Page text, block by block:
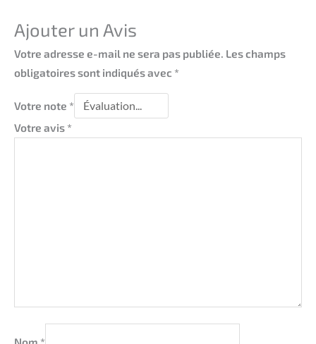
Ajouter un Avis
Votre adresse e-mail ne sera pas publiée. Les champs
obligatoires sont indiqués avec *
Votre note *
Votre avis *